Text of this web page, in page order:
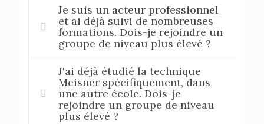
Je suis un acteur professionnel
et ai déjà suivi de nombreuses
formations. Dois-je rejoindre un
groupe de niveau plus élevé ?
J'ai déjà étudié la technique
Meisner spécifiquement, dans
une autre école. Dois-je
rejoindre un groupe de niveau
plus élevé ?